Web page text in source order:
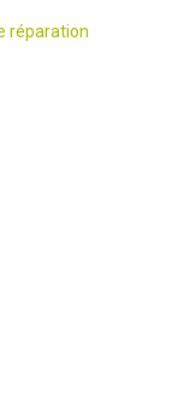
réparation